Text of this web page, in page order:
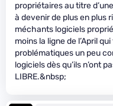
propriétaires au titre
à devenir de plus en plus
méchants logiciels
moins la ligne de l’April
problématiques un peu
logiciels dès qu’ils n’ont
LIBRE.&nbsp;